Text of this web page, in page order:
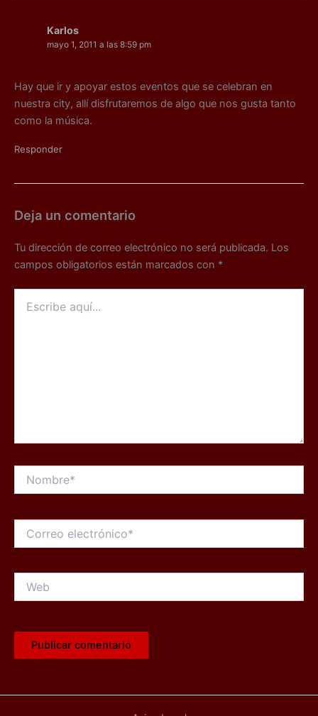
Karlos
mayo 1, 2011 a las 8:59 pm
Hay que ir y apoyar estos eventos que se celebran en
nuestra city, allí disfrutaremos de algo que nos gusta tanto
como la música.
Responder
Deja un comentario
Tu dirección de correo electrónico no será publicada. Los
campos obligatorios están marcados con *
aquí...
electrónico*